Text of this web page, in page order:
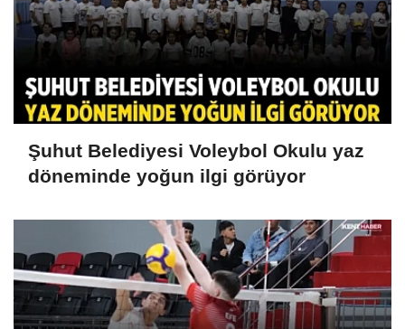
Şuhut Belediyesi Voleybol Okulu yaz
döneminde yoğun ilgi görüyor